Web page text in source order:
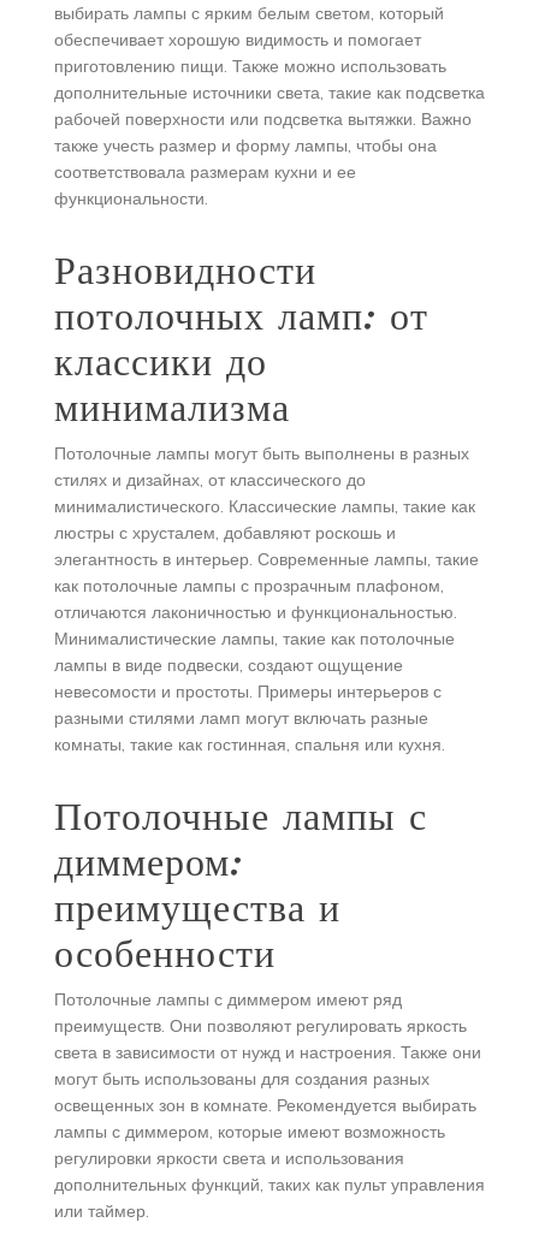
выбирать лампы с ярким белым светом, который
обеспечивает хорошую видимость и помогает
приготовлению пищи. Также можно использовать
дополнительные источники света, такие как подсветка
рабочей поверхности или подсветка вытяжки. Важно
также учесть размер и форму лампы, чтобы она
соответствовала размерам кухни и ее
функциональности.
Разновидности
потолочных ламп: от
классики до
минимализма
Потолочные лампы могут быть выполнены в разных
стилях и дизайнах, от классического до
минималистического. Классические лампы, такие как
люстры с хрусталем, добавляют роскошь и
элегантность в интерьер. Современные лампы, такие
как потолочные лампы с прозрачным плафоном,
отличаются лаконичностью и функциональностью.
Минималистические лампы, такие как потолочные
лампы в виде подвески, создают ощущение
невесомости и простоты. Примеры интерьеров с
разными стилями ламп могут включать разные
комнаты, такие как гостинная, спальня или кухня.
Потолочные лампы с
диммером:
преимущества и
особенности
Потолочные лампы с диммером имеют ряд
преимуществ. Они позволяют регулировать яркость
света в зависимости от нужд и настроения. Также они
могут быть использованы для создания разных
освещенных зон в комнате. Рекомендуется выбирать
лампы с диммером, которые имеют возможность
регулировки яркости света и использования
дополнительных функций, таких как пульт управления
или таймер.